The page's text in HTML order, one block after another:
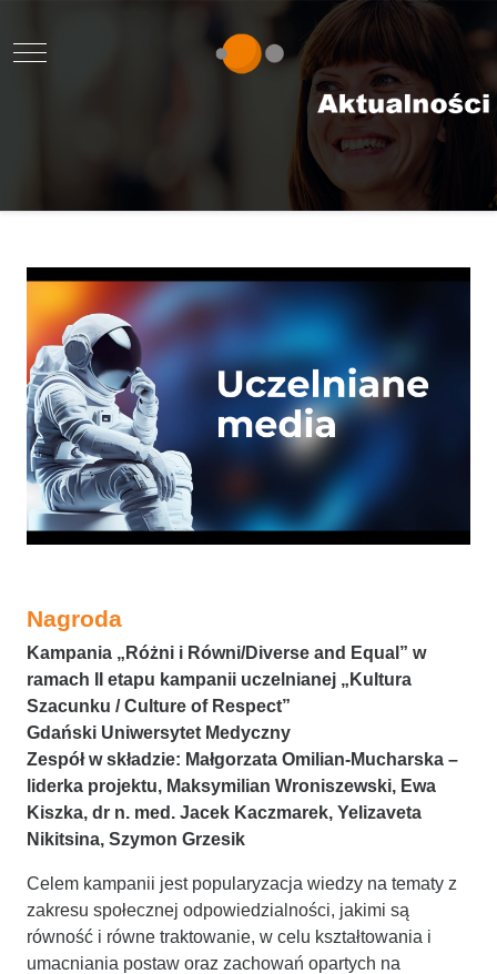
Mobile Menu Toggle
Nagroda
Kampania „Różni i Równi/Diverse and Equal” w
ramach II etapu kampanii uczelnianej „Kultura
Szacunku / Culture of Respect”
Gdański Uniwersytet Medyczny
Zespół w składzie: Małgorzata Omilian-Mucharska –
liderka projektu, Maksymilian Wroniszewski, Ewa
Kiszka, dr n. med. Jacek Kaczmarek, Yelizaveta
Nikitsina, Szymon Grzesik
Celem kampanii jest popularyzacja wiedzy na tematy z
zakresu społecznej odpowiedzialności, jakimi są
równość i równe traktowanie, w celu kształtowania i
umacniania postaw oraz zachowań opartych na